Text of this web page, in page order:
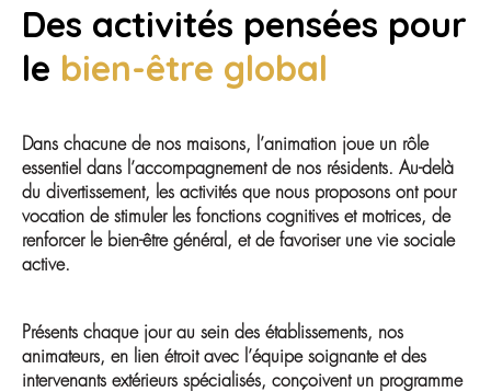
Des activités pensées pour
le bien-être global
Dans chacune de nos maisons, l’animation joue un rôle
essentiel dans l’accompagnement de nos résidents. Au-delà
du divertissement, les activités que nous proposons ont pour
vocation de stimuler les fonctions cognitives et motrices, de
renforcer le bien-être général, et de favoriser une vie sociale
active.
Présents chaque jour au sein des établissements, nos
animateurs, en lien étroit avec l’équipe soignante et des
intervenants extérieurs spécialisés, conçoivent un programme